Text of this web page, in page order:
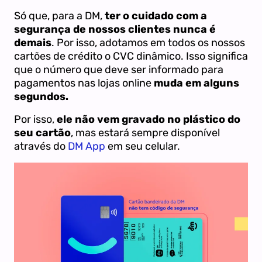
Só que, para a DM,ter o cuidado com a
segurança de nossos clientes nunca é
demais. Por isso, adotamos em todos os nossos
cartões de crédito o CVC dinâmico. Isso significa
que o número que deve ser informado para
pagamentos nas lojas online muda em alguns
segundos.
Por isso,ele não vem gravado no plástico do
seu cartão, mas estará sempre disponível
através do DM App em seu celular.